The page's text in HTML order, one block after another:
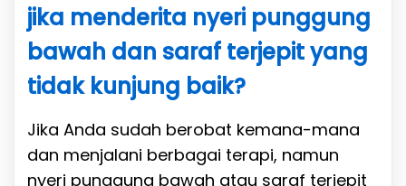
jika menderita nyeri punggung
bawah dan saraf terjepit yang
tidak kunjung baik?
Jika Anda sudah berobat kemana-mana
dan menjalani berbagai terapi, namun
nyeri punggung bawah atau saraf terjepit